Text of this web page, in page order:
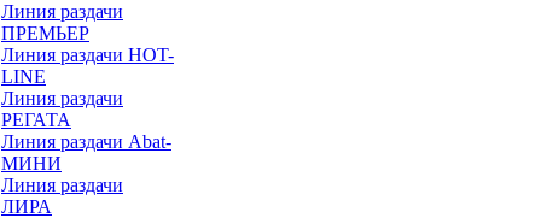
Линия раздачи
ПРЕМЬЕР
Линия раздачи HOT-
LINE
Линия раздачи
РЕГАТА
Линия раздачи Abat-
МИНИ
Линия раздачи
ЛИРА